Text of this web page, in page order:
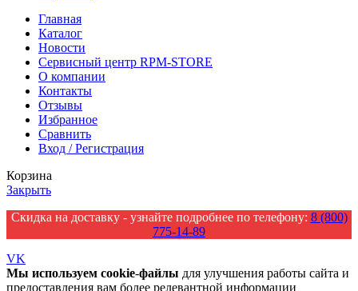
Главная
Каталог
Новости
Сервисный центр RPM-STORE
О компании
Контакты
Отзывы
Избранное
Сравнить
Вход / Регистрация
Корзина
Закрыть
Скидка на доставку - узнайте подробнее по телефону: 8 (800)
775-14-89
VK
Мы используем cookie-файлы для улучшения работы сайта и
предоставления вам более релевантной информации